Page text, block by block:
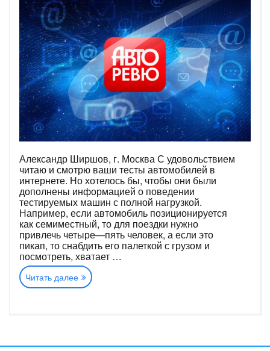
Александр Ширшов, г. Москва С удовольствием
читаю и смотрю ваши тесты автомобилей в
интернете. Но хотелось бы, чтобы они были
дополнены информацией о поведении
тестируемых машин с полной нагрузкой.
Например, если автомобиль позиционируется
как семиместный, то для поездки нужно
привлечь четыре—пять человек, а если это
пикап, то снабдить его палеткой с грузом и
посмотреть, хватает …
Читать далее«Читатели
—
нагрузкой,